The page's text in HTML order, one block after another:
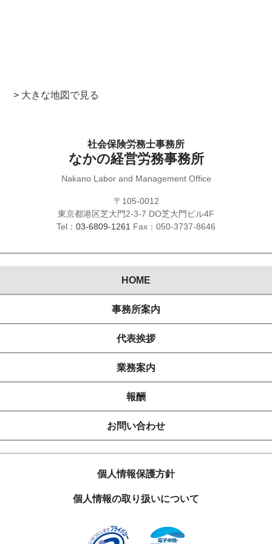
社会保険労務士事務所
なかの経営労務事務所
Nakano Labor and Management Office
〒105-0012
東京都港区芝大門2-3-7 DO芝大門ビル4F
Tel： 03-6809-1261 Fax：050-3737-8646
HOME
事務所案内
代表挨拶
業務案内
報酬
お問い合わせ
個人情報保護方針
個人情報の取り扱いについて
> 大きな地図で見る